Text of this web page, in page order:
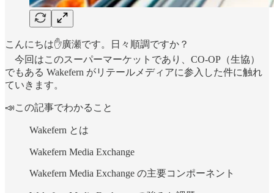
こんにちは✋廣瀬です。日々順調ですか？
今回はこのスーパーマーケットであり、CO-OP（生協）
でもある Wakefern がリテールメディアに参入した件に触れ
ていきます。
📣この記事でわかること
Wakefern とは
Wakefern Media Exchange
Wakefern Media Exchange の主要コンポーネント